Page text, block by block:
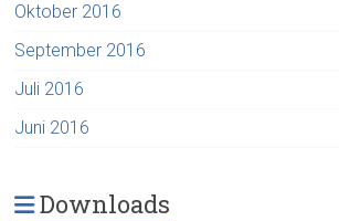
Oktober 2016
September 2016
Juli 2016
Juni 2016
Downloads